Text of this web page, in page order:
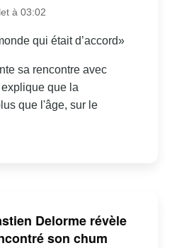
à 03:02
qui était d’accord»
sa rencontre avec
que la
que l'âge, sur le
Delorme révèle
son chum